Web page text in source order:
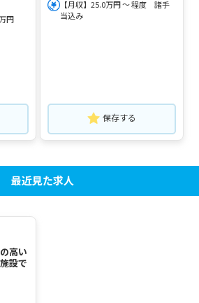
円
【月収】25.0万円 ～ 程度 諸手
当込み
保存する
最近見た求人
高い
設で